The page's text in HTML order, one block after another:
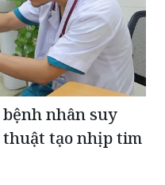
nhân suy